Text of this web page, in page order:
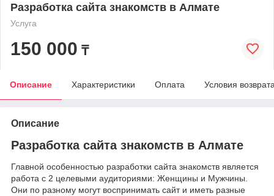
Разработка сайта знакомств в Алмате
Услуга
150 000 ₸
Описание Характеристики Оплата Условия
Описание
Разработка сайта знакомств в Алмате
Главной особенностью разработки сайта знакомств является
работа с 2 целевыми аудиториями: Женщины и Мужчины.
Они по разному могут воспринимать сайт и иметь разные